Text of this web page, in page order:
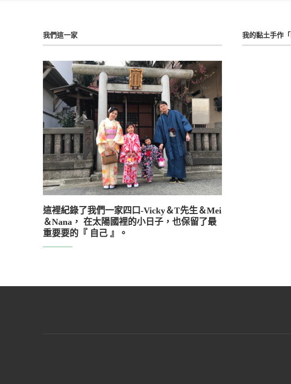
我們這一家
這裡紀錄了我們一家四口-Vicky＆T先生＆Mei
＆Nana， 在太陽國裡的小日子，也保留了最
重要要的『 自己 』。
我的黏土手作